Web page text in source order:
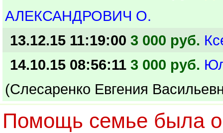
АЛЕКСАНДРОВИЧ О.
13.12.15 11:19:00 3 000 руб.
14.10.15 08:56:11 3 000 руб.
(Слесаренко Евгения
Помощь семье была